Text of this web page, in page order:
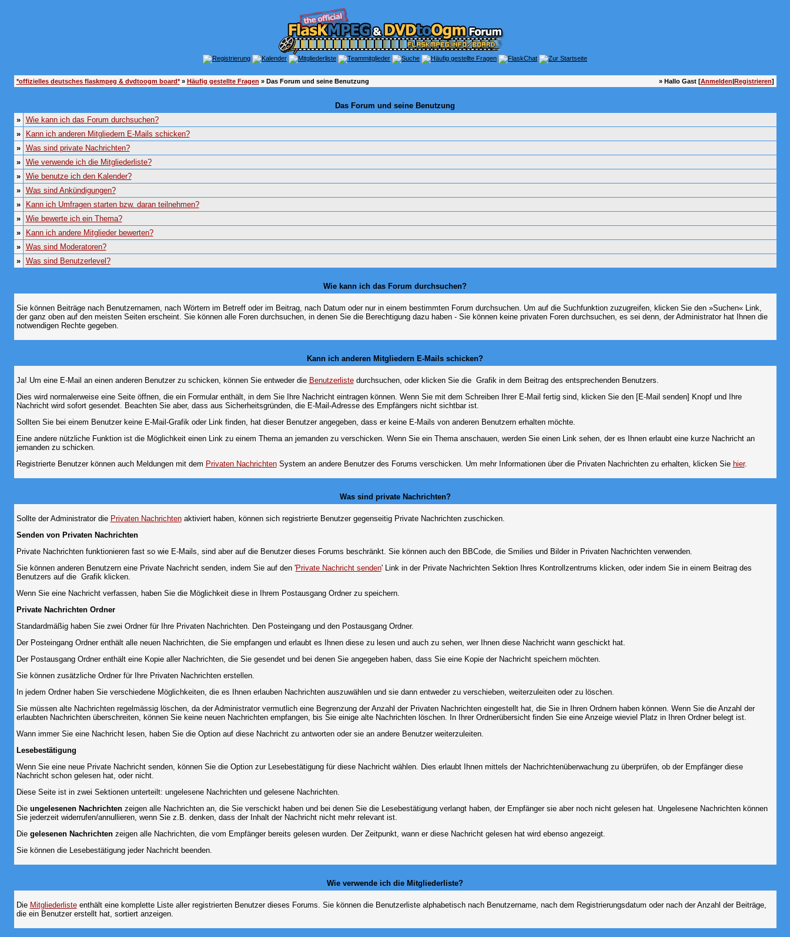
*offizielles deutsches flaskmpeg & dvdtoogm board*» Häufig gestellte Fragen » Das Forum und seine Benutzung » Hallo Gast [Anmelden|Registrieren]
Das Forum und seine Benutzung
»
Wie kann ich das Forum durchsuchen?
»
Kann ich anderen Mitgliedern E-Mails schicken?
»
Was sind private Nachrichten?
»
Wie verwende ich die Mitgliederliste?
»
Wie benutze ich den Kalender?
»
Was sind Ankündigungen?
»
Kann ich Umfragen starten bzw. daran teilnehmen?
»
Wie bewerte ich ein Thema?
»
Kann ich andere Mitglieder bewerten?
»
Was sind Moderatoren?
»
Was sind Benutzerlevel?
Wie kann ich das Forum durchsuchen?
Sie können Beiträge nach Benutzernamen, nach Wörtern im Betreff oder im Beitrag, nach Datum oder nur in einem bestimmten Forum durchsuchen. Um auf die Suchfunktion zuzugreifen, klicken Sie den »Suchen« Link,
der ganz oben auf den meisten Seiten erscheint. Sie können alle Foren durchsuchen, in denen Sie die Berechtigung dazu haben - Sie können keine privaten Foren durchsuchen, es sei denn, der Administrator hat Ihnen die
notwendigen Rechte gegeben.
Kann ich anderen Mitgliedern E-Mails schicken?
Ja! Um eine E-Mail an einen anderen Benutzer zu schicken, können Sie entweder die Benutzerlistedurchsuchen, oder klicken Sie die Grafik in dem Beitrag des entsprechenden Benutzers.
Dies wird normalerweise eine Seite öffnen, die ein Formular enthält, in dem Sie Ihre Nachricht eintragen können. Wenn Sie mit dem Schreiben Ihrer E-Mail fertig sind, klicken Sie den [E-Mail senden] Knopf und Ihre
Nachricht wird sofort gesendet. Beachten Sie aber, dass aus Sicherheitsgründen, die E-Mail-Adresse des Empfängers nicht sichtbar ist.
Sollten Sie bei einem Benutzer keine E-Mail-Grafik oder Link finden, hat dieser Benutzer angegeben, dass er keine E-Mails von anderen Benutzern erhalten möchte.
Eine andere nützliche Funktion ist die Möglichkeit einen Link zu einem Thema an jemanden zu verschicken. Wenn Sie ein Thema anschauen, werden Sie einen Link sehen, der es Ihnen erlaubt eine kurze Nachricht an
jemanden zu schicken.
Registrierte Benutzer können auch Meldungen mit dem Privaten NachrichtenSystem an andere Benutzer des Forums verschicken. Um mehr Informationen über die Privaten Nachrichten zu erhalten, klicken Sie hier.
Was sind private Nachrichten?
Sollte der Administrator die Privaten Nachrichtenaktiviert haben, können sich registrierte Benutzer gegenseitig Private Nachrichten zuschicken.
Senden von Privaten Nachrichten
Private Nachrichten funktionieren fast so wie E-Mails, sind aber auf die Benutzer dieses Forums beschränkt. Sie können auch den BBCode, die Smilies und Bilder in Privaten Nachrichten verwenden.
Sie können anderen Benutzern eine Private Nachricht senden, indem Sie auf den 'Private Nachricht senden' Link in der Private Nachrichten Sektion Ihres Kontrollzentrums klicken, oder indem Sie in einem Beitrag des
Benutzers auf die Grafik klicken.
Wenn Sie eine Nachricht verfassen, haben Sie die Möglichkeit diese in Ihrem Postausgang Ordner zu speichern.
Private Nachrichten Ordner
Standardmäßig haben Sie zwei Ordner für Ihre Privaten Nachrichten. Den Posteingang und den Postausgang Ordner.
Der Posteingang Ordner enthält alle neuen Nachrichten, die Sie empfangen und erlaubt es Ihnen diese zu lesen und auch zu sehen, wer Ihnen diese Nachricht wann geschickt hat.
Der Postausgang Ordner enthält eine Kopie aller Nachrichten, die Sie gesendet und bei denen Sie angegeben haben, dass Sie eine Kopie der Nachricht speichern möchten.
Sie können zusätzliche Ordner für Ihre Privaten Nachrichten erstellen.
In jedem Ordner haben Sie verschiedene Möglichkeiten, die es Ihnen erlauben Nachrichten auszuwählen und sie dann entweder zu verschieben, weiterzuleiten oder zu löschen.
Sie müssen alte Nachrichten regelmässig löschen, da der Administrator vermutlich eine Begrenzung der Anzahl der Privaten Nachrichten eingestellt hat, die Sie in Ihren Ordnern haben können. Wenn Sie die Anzahl der
erlaubten Nachrichten überschreiten, können Sie keine neuen Nachrichten empfangen, bis Sie einige alte Nachrichten löschen. In Ihrer Ordnerübersicht finden Sie eine Anzeige wieviel Platz in Ihren Ordner belegt ist.
Wann immer Sie eine Nachricht lesen, haben Sie die Option auf diese Nachricht zu antworten oder sie an andere Benutzer weiterzuleiten.
Lesebestätigung
Wenn Sie eine neue Private Nachricht senden, können Sie die Option zur Lesebestätigung für diese Nachricht wählen. Dies erlaubt Ihnen mittels der Nachrichtenüberwachung zu überprüfen, ob der Empfänger diese
Nachricht schon gelesen hat, oder nicht.
Diese Seite ist in zwei Sektionen unterteilt: ungelesene Nachrichten und gelesene Nachrichten.
Die ungelesenen Nachrichtenzeigen alle Nachrichten an, die Sie verschickt haben und bei denen Sie die Lesebestätigung verlangt haben, der Empfänger sie aber noch nicht gelesen hat. Ungelesene Nachrichten können
Sie jederzeit widerrufen/annullieren, wenn Sie z.B. denken, dass der Inhalt der Nachricht nicht mehr relevant ist.
Die gelesenen Nachrichtenzeigen alle Nachrichten, die vom Empfänger bereits gelesen wurden. Der Zeitpunkt, wann er diese Nachricht gelesen hat wird ebenso angezeigt.
Sie können die Lesebestätigung jeder Nachricht beenden.
Wie verwende ich die Mitgliederliste?
Die Mitgliederlisteenthält eine komplette Liste aller registrierten Benutzer dieses Forums. Sie können die Benutzerliste alphabetisch nach Benutzername, nach dem Registrierungsdatum oder nach der Anzahl der Beiträge,
die ein Benutzer erstellt hat, sortiert anzeigen.